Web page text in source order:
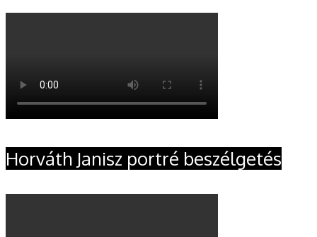
Horváth Janisz portré beszélgetés